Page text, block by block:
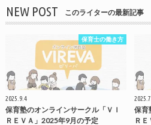
NEW POST このライターの最新記事
保育士の働き方
2025.9.4
保育塾のオンラインサークル「ＶＩ
ＲＥＶＡ」2025年9月の予定
保育
Ｒ